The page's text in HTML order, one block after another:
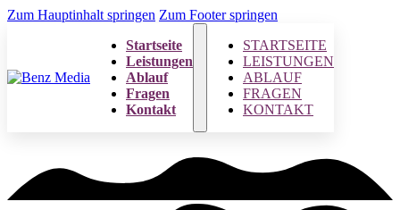
Zum Hauptinhalt springen Zum Footer springen
Startseite
Leistungen
Ablauf
Fragen
Kontakt
STARTSEITE
LEISTUNGEN
ABLAUF
FRAGEN
KONTAKT